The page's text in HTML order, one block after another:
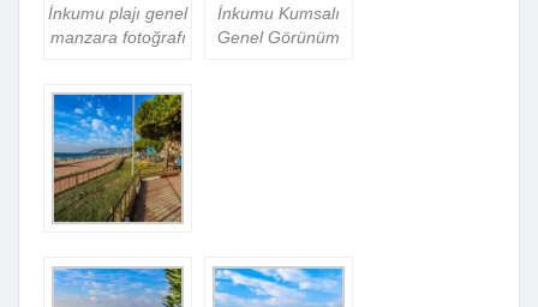
İnkumu plajı genel
manzara fotoğrafı
İnkumu Kumsalı
Genel Görünüm